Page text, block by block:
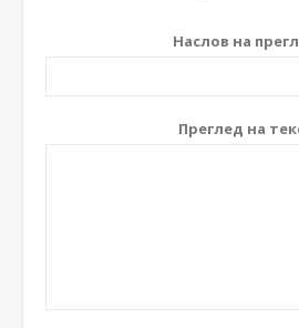
Наслов на
Преглед на